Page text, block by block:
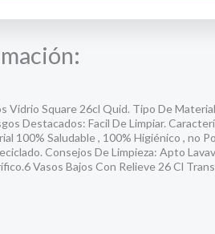
Vidrio Square 26cl Quid. Tipo De
Destacados: Facil De Limpiar.
100% Saludable , 100% Higiénico , no
Consejos De Limpieza: Apto
Vasos Bajos Con Relieve 26 Cl